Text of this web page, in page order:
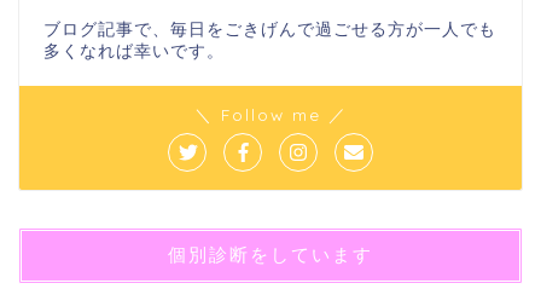
ブログ記事で、毎日をごきげんで過ごせる方が一人でも
多くなれば幸いです。
＼ Follow me ／
個別診断をしています